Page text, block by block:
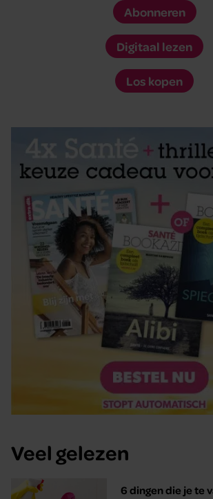
Abonneren
Digitaal lezen
Los kopen